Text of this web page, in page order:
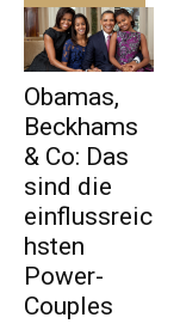
Obamas,
Beckhams
& Co: Das
sind die
einflussreic
hsten
Power-
Couples